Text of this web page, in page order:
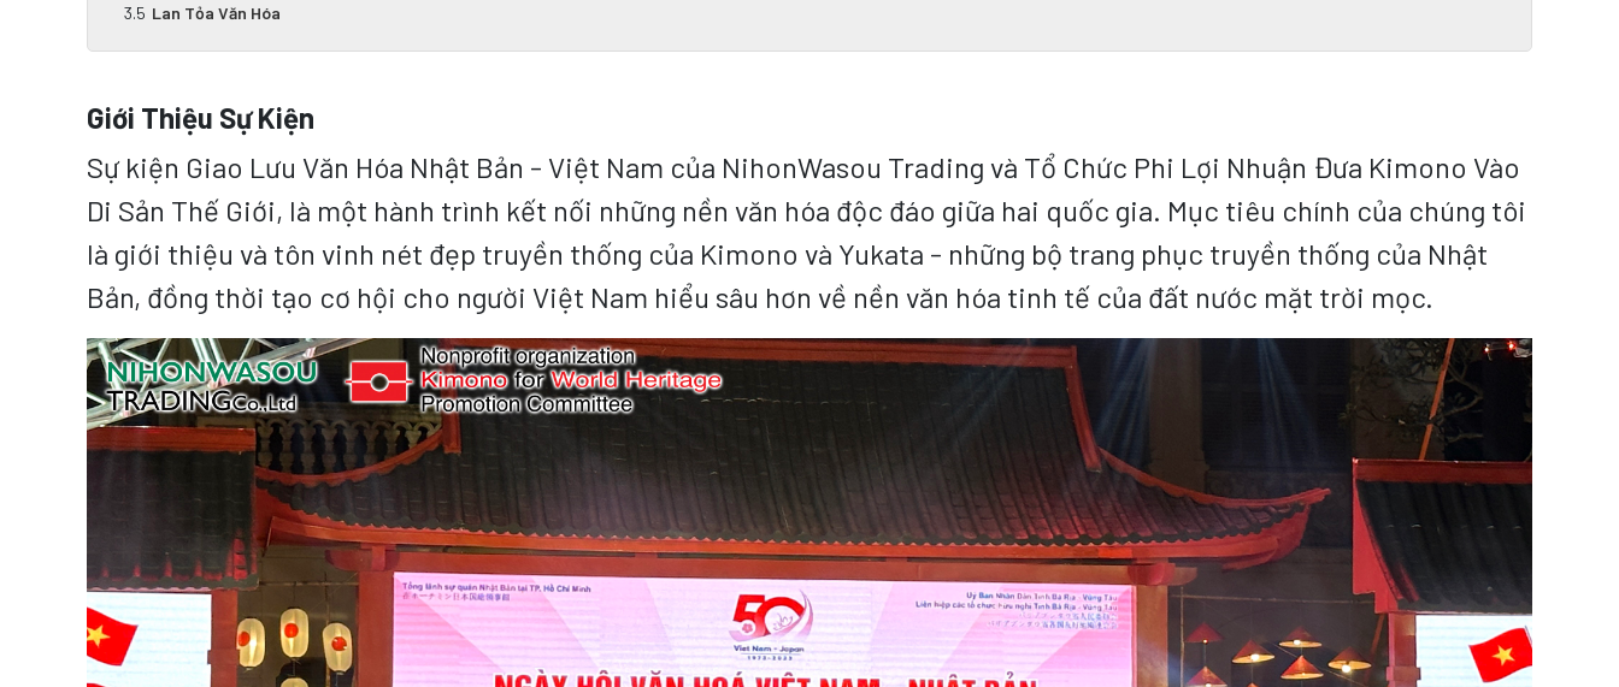
Lan Tỏa Văn Hóa
Giới Thiệu Sự Kiện
Sự kiện Giao Lưu Văn Hóa Nhật Bản - Việt Nam của NihonWasou Trading và Tổ Chức Phi Lợi Nhuận Đưa Kimono Vào
Di Sản Thế Giới, là một hành trình kết nối những nền văn hóa độc đáo giữa hai quốc gia. Mục tiêu chính của chúng tôi
là giới thiệu và tôn vinh nét đẹp truyền thống của Kimono và Yukata - những bộ trang phục truyền thống của Nhật
Bản, đồng thời tạo cơ hội cho người Việt Nam hiểu sâu hơn về nền văn hóa tinh tế của đất nước mặt trời mọc.